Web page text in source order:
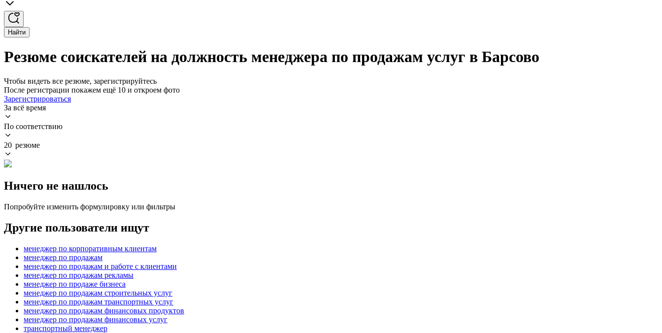
Найти
Резюме соискателей на должность менеджера по продажам услуг в Барсово
Чтобы видеть все резюме, зарегистрируйтесь
После регистрации покажем ещё 10 и откроем фото
Зарегистрироваться
За всё время
По соответствию
20 резюме
Ничего не нашлось
Попробуйте изменить формулировку или фильтры
Другие пользователи ищут
менеджер по корпоративным клиентам
менеджер по продажам
менеджер по продажам и работе с клиентами
менеджер по продажам рекламы
менеджер по продаже бизнеса
менеджер по продажам строительных услуг
менеджер по продажам транспортных услуг
менеджер по продажам финансовых продуктов
менеджер по продажам финансовых услуг
транспортный менеджер